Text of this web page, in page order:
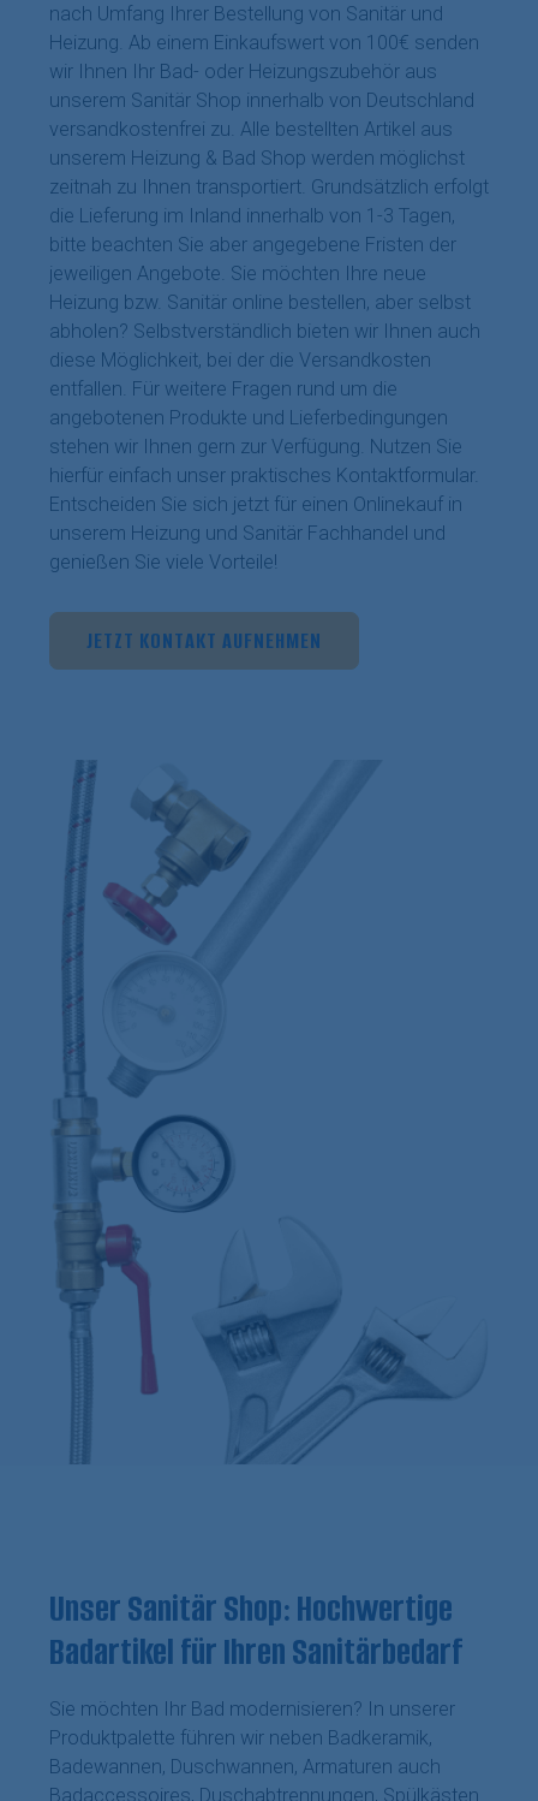
nach Umfang Ihrer Bestellung von Sanitär und
Heizung. Ab einem Einkaufswert von 100€ senden
wir Ihnen Ihr Bad- oder Heizungszubehör aus
unserem Sanitär Shop innerhalb von Deutschland
versandkostenfrei zu. Alle bestellten Artikel aus
unserem Heizung & Bad Shop werden möglichst
zeitnah zu Ihnen transportiert. Grundsätzlich erfolgt
die Lieferung im Inland innerhalb von 1-3 Tagen,
bitte beachten Sie aber angegebene Fristen der
jeweiligen Angebote. Sie möchten Ihre neue
Heizung bzw. Sanitär online bestellen, aber selbst
abholen? Selbstverständlich bieten wir Ihnen auch
diese Möglichkeit, bei der die Versandkosten
entfallen. Für weitere Fragen rund um die
angebotenen Produkte und Lieferbedingungen
stehen wir Ihnen gern zur Verfügung. Nutzen Sie
hierfür einfach unser praktisches Kontaktformular.
Entscheiden Sie sich jetzt für einen Onlinekauf in
unserem Heizung und Sanitär Fachhandel und
genießen Sie viele Vorteile!
JETZT KONTAKT AUFNEHMEN
Unser Sanitär Shop: Hochwertige
Badartikel für Ihren Sanitärbedarf
Sie möchten Ihr Bad modernisieren? In unserer
Produktpalette führen wir neben Badkeramik,
Badewannen, Duschwannen, Armaturen auch
Badaccessoires, Duschabtrennungen, Spülkästen